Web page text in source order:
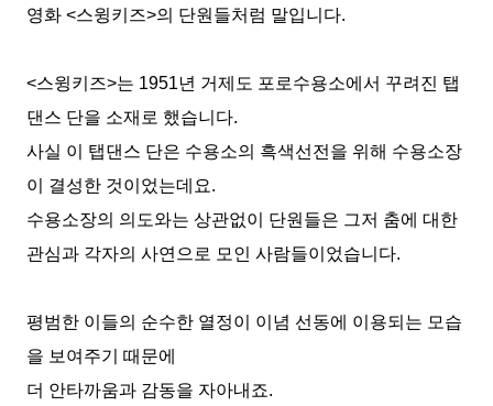
영화 <스윙키즈>의 단원들처럼 말입니다.
<스윙키즈>는 1951년 거제도 포로수용소에서 꾸려진 탭
댄스 단을 소재로 했습니다.
사실 이 탭댄스 단은 수용소의 흑색선전을 위해 수용소장
이 결성한 것이었는데요.
수용소장의 의도와는 상관없이 단원들은 그저 춤에 대한
관심과 각자의 사연으로 모인 사람들이었습니다.
평범한 이들의 순수한 열정이 이념 선동에 이용되는 모습
을 보여주기 때문에
더 안타까움과 감동을 자아내죠.